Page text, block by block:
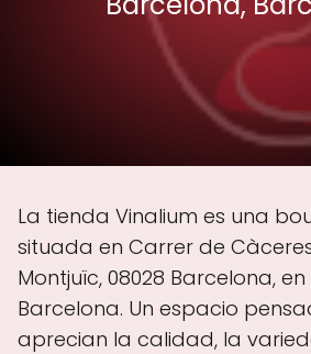
La tienda Vinalium es una
situada en Carrer de
Montjuïc, 08028 Barcelona,
Barcelona. Un espacio
aprecian la calidad, la